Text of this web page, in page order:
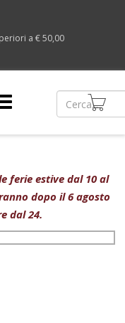
a € 50,00
ferie estive dal 10 al
dopo il 6 agosto
dal 24.